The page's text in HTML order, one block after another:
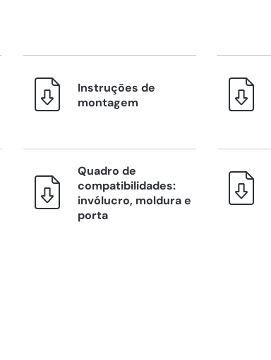
Instruções de
montagem
Quadro de
compatibilidades:
invólucro, moldura e
porta